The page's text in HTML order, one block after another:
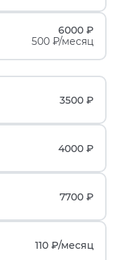
6000 ₽
500 ₽/месяц
3500 ₽
4000 ₽
7700 ₽
110 ₽/месяц